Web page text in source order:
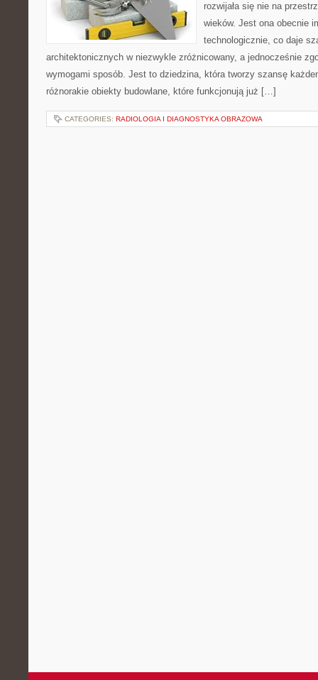
rozwijała się nie na
wieków. Jest ona obecnie
technologicznie, co daje
architektonicznych w niezwykle zróżnicowany, a jednocześnie
wymogami sposób. Jest to dziedzina, która tworzy szansę
różnorakie obiekty budowlane, które funkcjonują już […]
CATEGORIES: RADIOLOGIA I DIAGNOSTYKA OBRAZOWA